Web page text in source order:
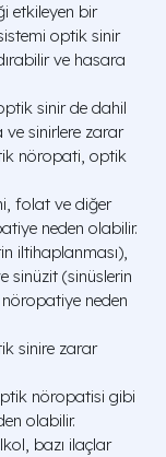
etkileyen bir
optik sinir
ve hasara
sinir de dahil
sinirlere zarar
nöropati, optik
folat ve diğer
neden olabilir.
iltihaplanması),
sinüzit (sinüslerin
neden
sinire zarar
nöropatisi gibi
olabilir.
bazı ilaçlar